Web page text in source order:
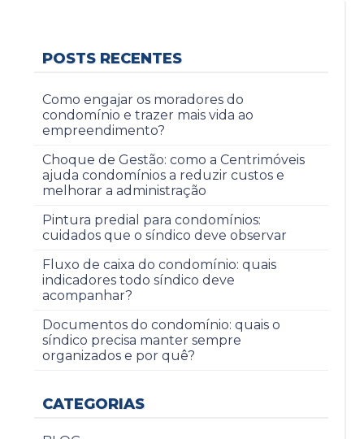
POSTS RECENTES
Como engajar os moradores do
condomínio e trazer mais vida ao
empreendimento?
Choque de Gestão: como a Centrimóveis
ajuda condomínios a reduzir custos e
melhorar a administração
Pintura predial para condomínios:
cuidados que o síndico deve observar
Fluxo de caixa do condomínio: quais
indicadores todo síndico deve
acompanhar?
Documentos do condomínio: quais o
síndico precisa manter sempre
organizados e por quê?
CATEGORIAS